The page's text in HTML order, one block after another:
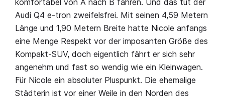
komfortabel von A nach B fahren. Und das tut der
Audi Q4 e-tron zweifelsfrei. Mit seinen 4,59 Metern
Länge und 1,90 Metern Breite hatte Nicole anfangs
eine Menge Respekt vor der imposanten Größe des
Kompakt-SUV, doch eigentlich fährt er sich sehr
angenehm und fast so wendig wie ein Kleinwagen.
Für Nicole ein absoluter Pluspunkt. Die ehemalige
Städterin ist vor einer Weile in den Norden des